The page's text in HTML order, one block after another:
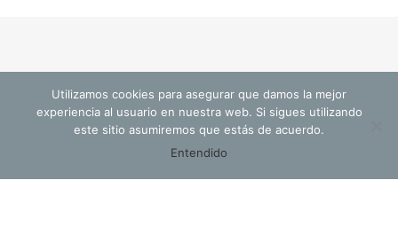
© Cristina Valls Arquitectura
Utilizamos cookies para asegurar que damos la mejor
experiencia al usuario en nuestra web. Si sigues utilizando
este sitio asumiremos que estás de acuerdo.
Entendido